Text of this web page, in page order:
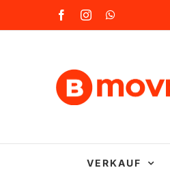
Inhalt
FacebookInstagramWhatsApp
VERKAUF